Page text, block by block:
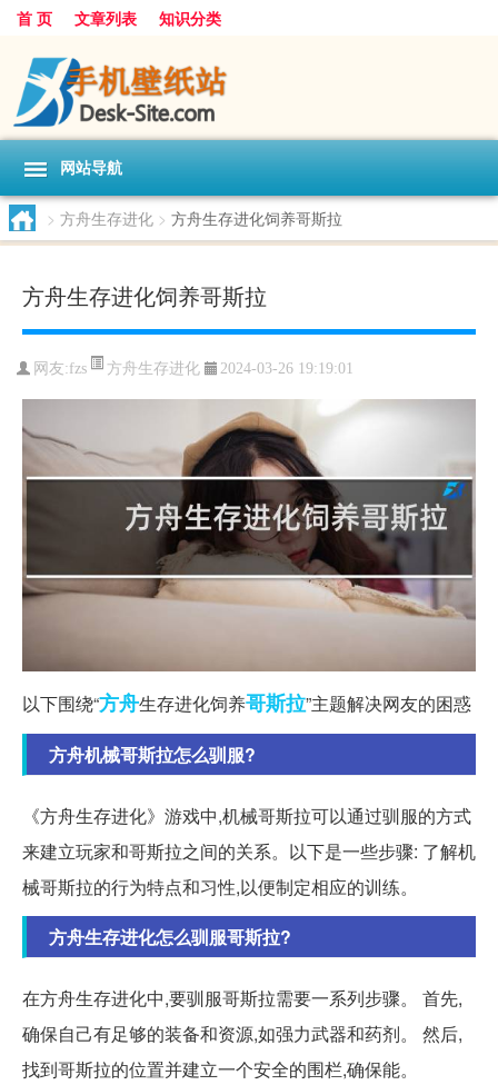
首 页 文章列表 知识分类
网站导航
> 方舟生存进化 > 方舟生存进化饲养哥斯拉
方舟生存进化饲养哥斯拉
网友:fzs 方舟生存进化 2024-03-26 19:19:01
以下围绕“方舟生存进化饲养哥斯拉”主题解决网友的困惑
方舟机械哥斯拉怎么驯服?
《方舟生存进化》游戏中,机械哥斯拉可以通过驯服的方式
来建立玩家和哥斯拉之间的关系。以下是一些步骤: 了解机
械哥斯拉的行为特点和习性,以便制定相应的训练。
方舟生存进化怎么驯服哥斯拉?
在方舟生存进化中,要驯服哥斯拉需要一系列步骤。 首先,
确保自己有足够的装备和资源,如强力武器和药剂。 然后,
找到哥斯拉的位置并建立一个安全的围栏,确保能。